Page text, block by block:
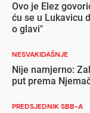
Ovo je Elez
ću se u Lukavicu
o glavi"
NESVAKIDAŠNJE
Nije namjerno:
put prema
PREDSJEDNIK SBB-A